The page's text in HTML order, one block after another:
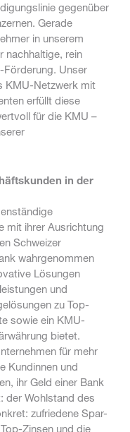
gegenüber
Gerade
in unserem
nachhaltige, rein
Förderung. Unser
KMU-Netzwerk mit
erfüllt diese
für die KMU –
in der
mit ihrer Ausrichtung
Schweizer
wahrgenommen
Lösungen
und
zu Top-
sowie ein KMU-
bietet.
für mehr
Kundinnen und
ihr Geld einer Bank
der Wohlstand des
zufriedene Spar-
Zinsen und die